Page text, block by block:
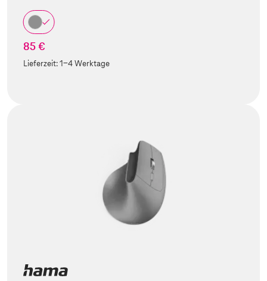
85 €
Lieferzeit:1-4 Werktage